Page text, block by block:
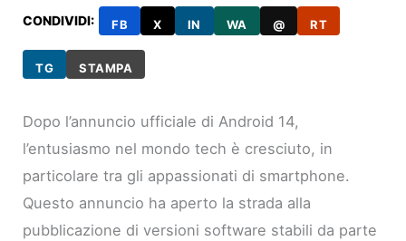
CONDIVIDI: FB X IN WA @ RT
TG STAMPA
Dopo l’annuncio ufficiale di Android 14,
l’entusiasmo nel mondo tech è cresciuto, in
particolare tra gli appassionati di smartphone.
Questo annuncio ha aperto la strada alla
pubblicazione di versioni software stabili da parte